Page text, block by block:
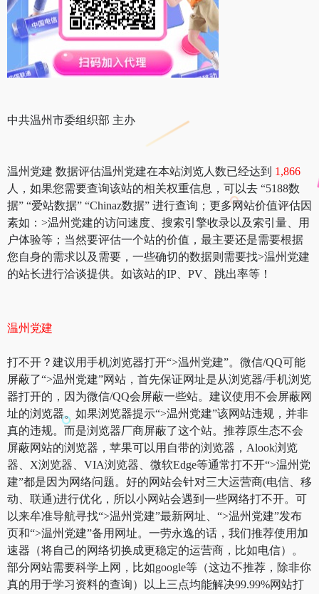
中共温州市委组织部 主办
温州党建 数据评估温州党建在本站浏览人数已经达到 1,866
人，如果您需要查询该站的相关权重信息，可以去 “5188数
据” “爱站数据” “Chinaz数据” 进行查询；更多网站价值评估因
素如：>温州党建的访问速度、搜索引擎收录以及索引量、用
户体验等；当然要评估一个站的价值，最主要还是需要根据
您自身的需求以及需要，一些确切的数据则需要找>温州党建
的站长进行洽谈提供。如该站的IP、PV、跳出率等！
温州党建
打不开？建议用手机浏览器打开“>温州党建”。微信/QQ可能
屏蔽了“>温州党建”网站，首先保证网址是从浏览器/手机浏览
器打开的，因为微信/QQ会屏蔽一些站。建议使用不会屏蔽网
址的浏览器。如果浏览器提示“>温州党建”该网站违规，并非
真的违规。而是浏览器厂商屏蔽了这个站。推荐原生态不会
屏蔽网站的浏览器，苹果可以用自带的浏览器，Alook浏览
器、X浏览器、VIA浏览器、微软Edge等通常打不开“>温州党
建”都是因为网络问题。好的网站会针对三大运营商(电信、移
动、联通)进行优化，所以小网站会遇到一些网络打不开。可
以来牟准导航寻找“>温州党建”最新网址、“>温州党建”发布
页和“>温州党建”备用网址。一劳永逸的话，我们推荐使用加
速器（将自己的网络切换成更稳定的运营商，比如电信）。
部分网站需要科学上网，比如google等（这边不推荐，除非你
真的用于学习资料的查询）以上三点均能解决99.99%网站打